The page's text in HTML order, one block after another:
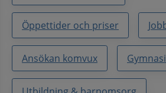
Öppettider och priser
Ansökan komvux